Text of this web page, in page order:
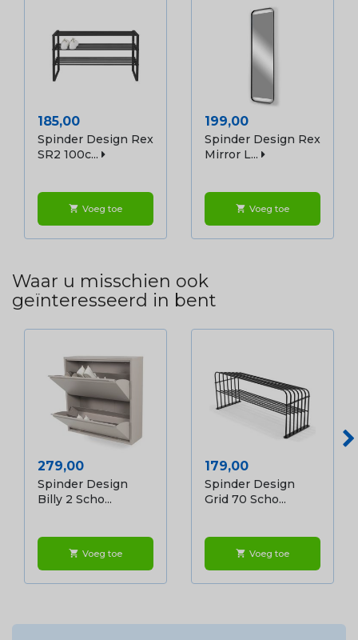
Prijs
185,00
Spinder Design Rex
SR2 100c...
shopping_cart Voeg toe
Prijs
199,00
Spinder Design Rex
Mirror L...
shopping_cart Voeg toe
Waar u misschien ook
geïnteresseerd in bent
Prijs
279,00
Spinder Design
Billy 2 Scho...
shopping_cart Voeg toe
Prijs
179,00
Spinder Design
Grid 70 Scho...
shopping_cart Voeg toe